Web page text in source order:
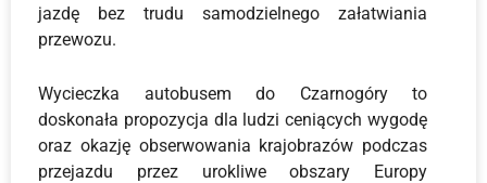
jazdę bez trudu samodzielnego załatwiania
przewozu.
Wycieczka autobusem do Czarnogóry to
doskonała propozycja dla ludzi ceniących wygodę
oraz okazję obserwowania krajobrazów podczas
przejazdu przez urokliwe obszary Europy